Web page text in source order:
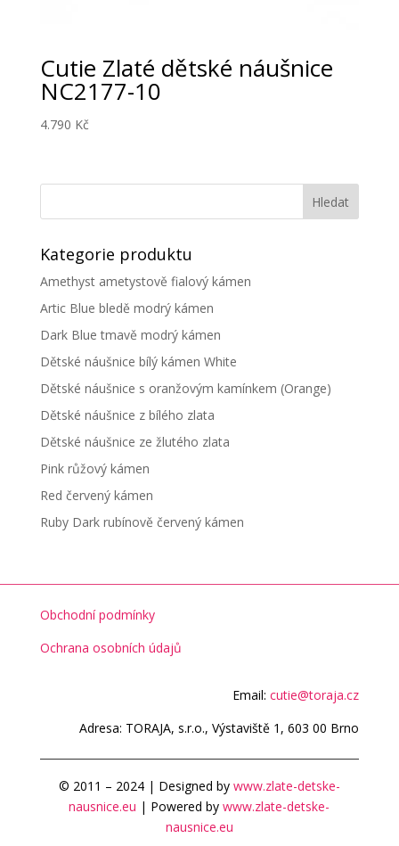
Cutie Zlaté dětské náušnice
NC2177-10
4.790 Kč
Kategorie produktu
Amethyst ametystově fialový kámen
Artic Blue bledě modrý kámen
Dark Blue tmavě modrý kámen
Dětské náušnice bílý kámen White
Dětské náušnice s oranžovým kamínkem (Orange)
Dětské náušnice z bílého zlata
Dětské náušnice ze žlutého zlata
Pink růžový kámen
Red červený kámen
Ruby Dark rubínově červený kámen
Obchodní podmínky
Ochrana osobních údajů
Email:cutie@toraja.cz
Adresa: TORAJA, s.r.o., Výstaviště 1, 603 00 Brno
© 2011 – 2024 | Designed by www.zlate-detske-
nausnice.eu | Powered bywww.zlate-detske-
nausnice.eu